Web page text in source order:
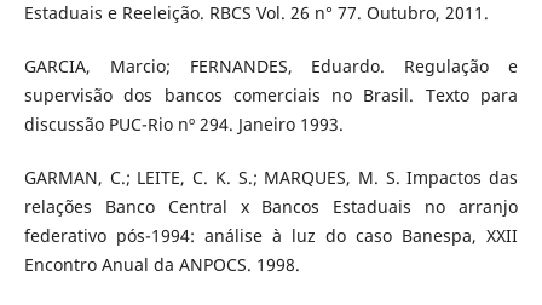
Estaduais e Reeleição. RBCS Vol. 26 n° 77. Outubro, 2011.
GARCIA, Marcio; FERNANDES, Eduardo. Regulação e
supervisão dos bancos comerciais no Brasil. Texto para
discussão PUC-Rio nº 294. Janeiro 1993.
GARMAN, C.; LEITE, C. K. S.; MARQUES, M. S. Impactos das
relações Banco Central x Bancos Estaduais no arranjo
federativo pós-1994: análise à luz do caso Banespa, XXII
Encontro Anual da ANPOCS. 1998.